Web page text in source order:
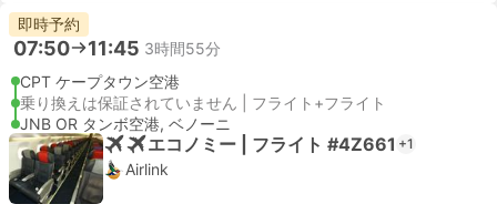
即時予約
07:50 11:45 3時間55分
CPT ケープタウン空港
乗り換えは保証されていません | フライト+フライト
JNB OR タンボ空港, ベノーニ
エコノミー | フライト #4Z661 +1
Airlink